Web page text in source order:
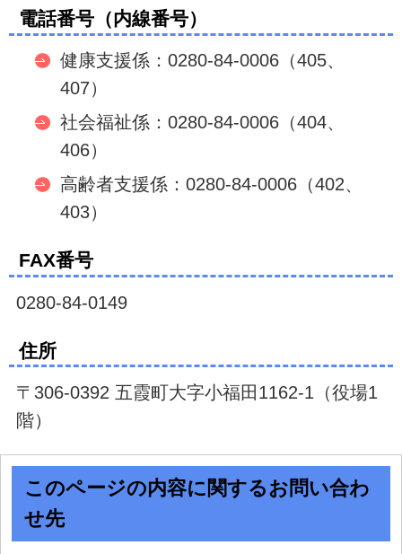
電話番号（内線番号）
健康支援係：0280-84-0006（405、
407）
社会福祉係：0280-84-0006（404、
406）
高齢者支援係：0280-84-0006（402、
403）
FAX番号
0280-84-0149
住所
〒306-0392 五霞町大字小福田1162-1（役場1
階）
このページの内容に関するお問い合わ
せ先